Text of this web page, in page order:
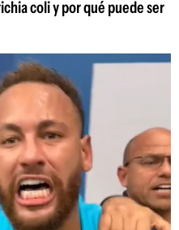
coli y por qué puede ser